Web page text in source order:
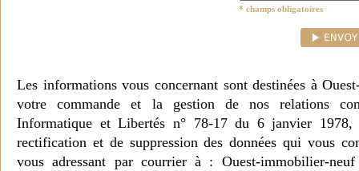
* champs obligatoires
Les informations vous concernant sont destinées à
votre commande et la gestion de nos relations
Informatique et Libertés n° 78-17 du 6 janvier 1978,
rectification et de suppression des données qui vous
vous adressant par courrier à : Ouest-immobilier-